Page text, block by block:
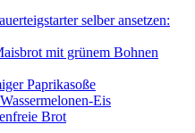
selber ansetzen:
mit grünem Bohnen
Paprikasoße
Eis
Brot